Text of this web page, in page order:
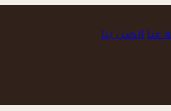
عنا اتصل بنا